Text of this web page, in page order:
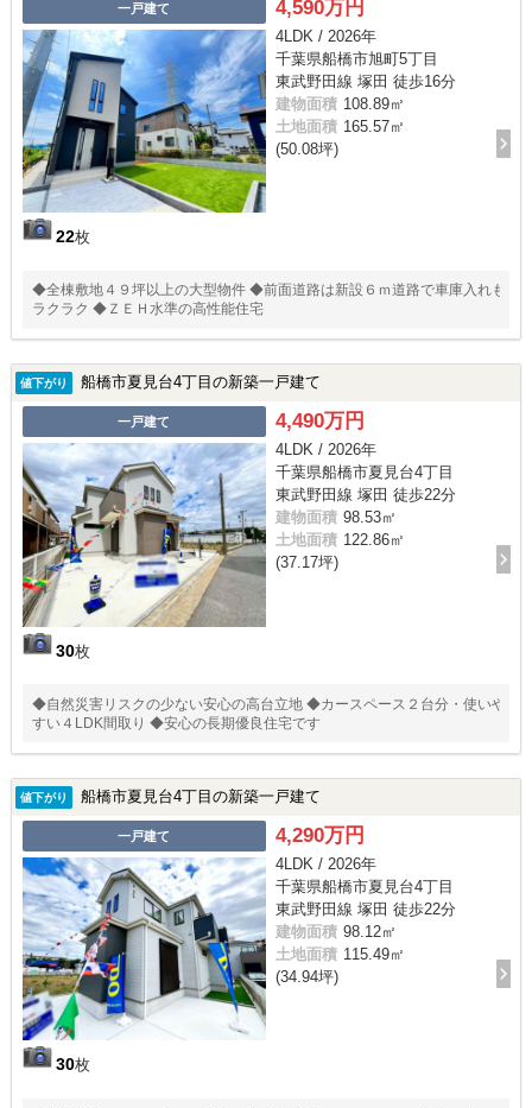
一戸建て
22枚
4,590万円
4LDK / 2026年
千葉県船橋市旭町5丁目
東武野田線 塚田 徒歩16分
建物面積 108.89㎡
土地面積 165.57㎡
(50.08坪)
◆全棟敷地４９坪以上の大型物件 ◆前面道路は新設６ｍ道路で車庫入れも
ラクラク ◆ＺＥＨ水準の高性能住宅
値下がり 船橋市夏見台4丁目の新築一戸建て
一戸建て
30枚
4,490万円
4LDK / 2026年
千葉県船橋市夏見台4丁目
東武野田線 塚田 徒歩22分
建物面積 98.53㎡
土地面積 122.86㎡
(37.17坪)
◆自然災害リスクの少ない安心の高台立地 ◆カースペース２台分・使いや
すい４LDK間取り ◆安心の長期優良住宅です
値下がり 船橋市夏見台4丁目の新築一戸建て
一戸建て
30枚
4,290万円
4LDK / 2026年
千葉県船橋市夏見台4丁目
東武野田線 塚田 徒歩22分
建物面積 98.12㎡
土地面積 115.49㎡
(34.94坪)